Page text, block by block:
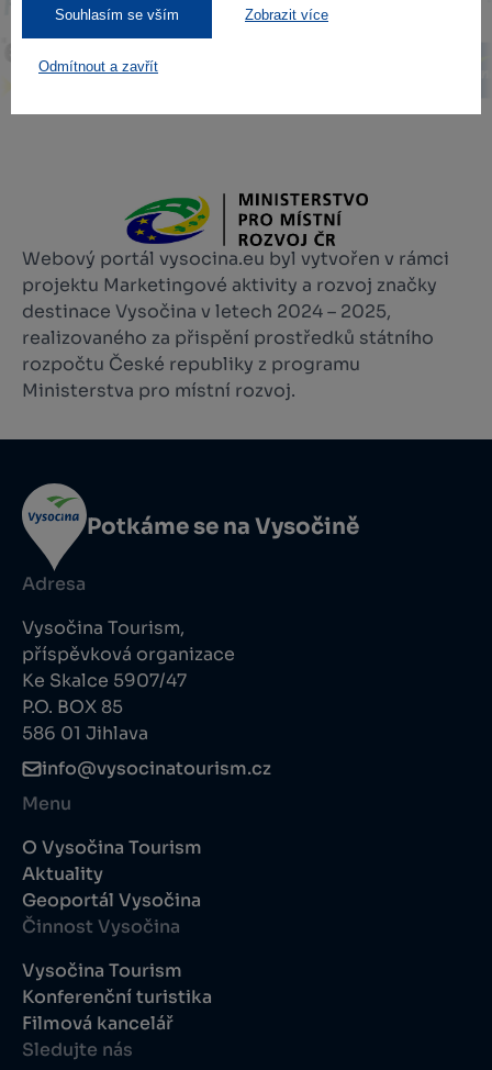
Souhlasím se vším Zobrazit více
Odmítnout a zavřít
Webový portál vysocina.eu byl vytvořen v rámci
projektu Marketingové aktivity a rozvoj značky
destinace Vysočina v letech 2024 – 2025,
realizovaného za přispění prostředků státního
rozpočtu České republiky z programu
Ministerstva pro místní rozvoj.
Potkáme se na Vysočině
Adresa
Vysočina Tourism,
příspěvková organizace
Ke Skalce 5907/47
P.O. BOX 85
586 01 Jihlava
info@vysocinatourism.cz
Menu
O Vysočina Tourism
Aktuality
Geoportál Vysočina
Činnost Vysočina
Vysočina Tourism
Konferenční turistika
Filmová kancelář
Sledujte nás